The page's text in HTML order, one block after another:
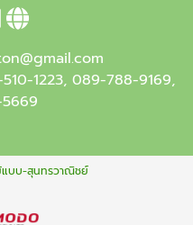
1223, 089-788-9169,
แบบ-สุนทรวาณิชย์